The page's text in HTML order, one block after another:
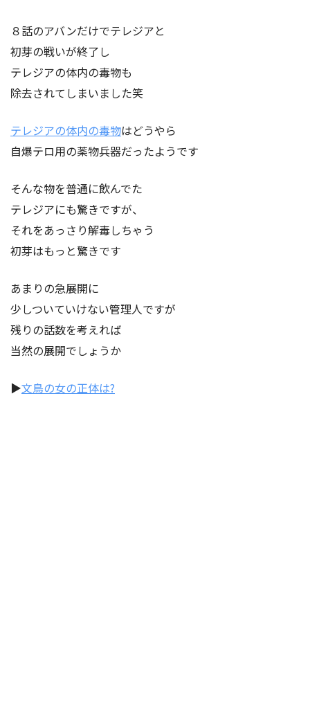
８話のアバンだけでテレジアと
初芽の戦いが終了し
テレジアの体内の毒物も
除去されてしまいました笑
テレジアの体内の毒物はどうやら
自爆テロ用の薬物兵器だったようです
そんな物を普通に飲んでた
テレジアにも驚きですが、
それをあっさり解毒しちゃう
初芽はもっと驚きです
あまりの急展開に
少しついていけない管理人ですが
残りの話数を考えれば
当然の展開でしょうか
▶︎文鳥の女の正体は?